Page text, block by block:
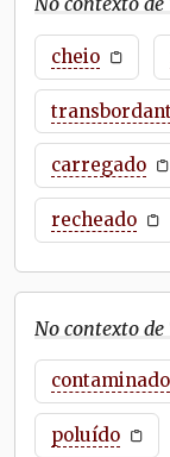
cheio
carregado
recheado
No contexto de
contaminado
poluído